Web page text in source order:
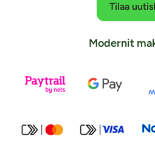
Tilaa
Modernit